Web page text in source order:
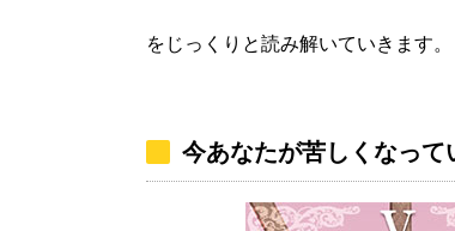
をじっくりと読み解いていきます。
今あなたが苦しくなっ